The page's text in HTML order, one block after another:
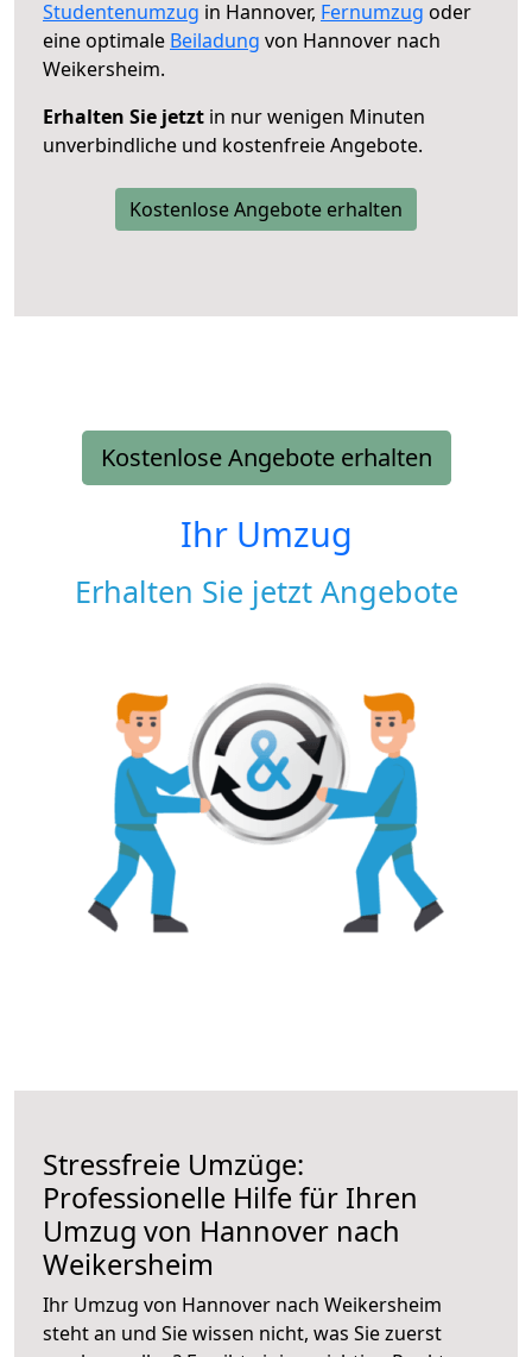
Studentenumzug in Hannover, Fernumzug oder
eine optimale Beiladung von Hannover nach
Weikersheim.
Erhalten Sie jetzt in nur wenigen Minuten
unverbindliche und kostenfreie Angebote.
Kostenlose Angebote erhalten
Kostenlose Angebote erhalten
Ihr Umzug
Erhalten Sie jetzt Angebote
Stressfreie Umzüge:
Professionelle Hilfe für Ihren
Umzug von Hannover nach
Weikersheim
Ihr Umzug von Hannover nach Weikersheim
steht an und Sie wissen nicht, was Sie zuerst